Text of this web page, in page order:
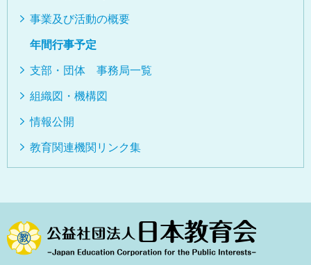
教育関連機関リンク集
当会の活動について
会員登録・定期購読など
刊行物
03-5803-9707 お問い合わせ
nkk@nihonkyouikukai.or.jp
事業及び活動の概要
年間行事予定
支部・団体 事務局一覧
組織図・機構図
情報公開
教育関連機関リンク集